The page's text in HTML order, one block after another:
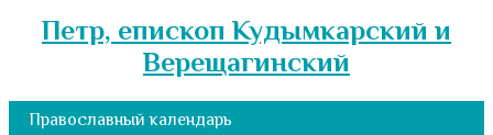
Петр, епископ Кудымкарский и
Верещагинский
Православный календарь